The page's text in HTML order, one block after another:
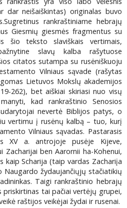
dar neišaiškintas) originalas buvo
rankraštiniame hebrajų
Giesmių giesmės fragmentus su
šio teksto slaviškais vertimais,
slavų kalba rašytuose
citatos sutampa su rusėniškuoju
Vilniaus sąvade (rašytas
Lietuvos Mokslų akademijos
262), bet aiškiai skiriasi nuo visų
kad rankraštinio Senosios
nevertė Biblijos patys, o
vertimu į rusėnų kalbą – tuo, kurį
Vilniaus sąvadas. Pastarasis
XV a. antrojoje pusėje Kijeve,
ben Aarornii ha-Kohenui,
kaip Scharija (taip vardas Zachariįa
Naugardo žydaujančiųjų stačiatikių
Taigi rankraštinio hebrajų
priskirtinas tai pačiai vertėjų grupei,
raštijos veikėjai žydai ir rusenai.